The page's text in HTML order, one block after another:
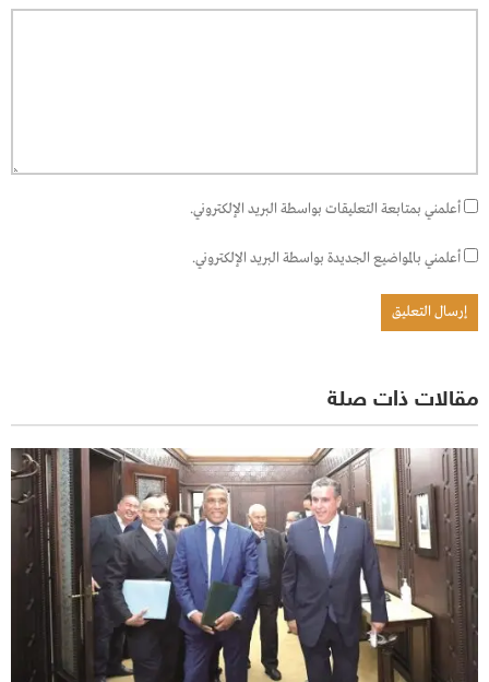
أعلمني بمتابعة التعليقات بواسطة البريد الإلكتروني.
أعلمني بالمواضيع الجديدة بواسطة البريد الإلكتروني.
مقالات ذات صلة